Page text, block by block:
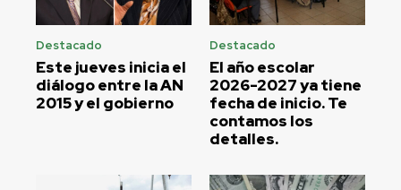
Destacado
Este jueves inicia el
diálogo entre la AN
2015 y el gobierno
Destacado
El año escolar
2026-2027 ya tiene
fecha de inicio. Te
contamos los
detalles.